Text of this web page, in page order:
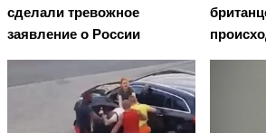
сделали тревожное
заявление о России